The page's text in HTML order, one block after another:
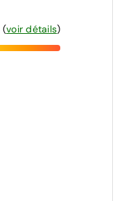
(voir détails)